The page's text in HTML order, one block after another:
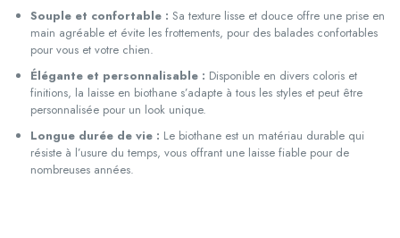
Souple et confortable : Sa texture lisse et douce offre une prise en
main agréable et évite les frottements, pour des balades confortables
pour vous et votre chien.
Élégante et personnalisable : Disponible en divers coloris et
finitions, la laisse en biothane s’adapte à tous les styles et peut être
personnalisée pour un look unique.
Longue durée de vie : Le biothane est un matériau durable qui
résiste à l’usure du temps, vous offrant une laisse fiable pour de
nombreuses années.